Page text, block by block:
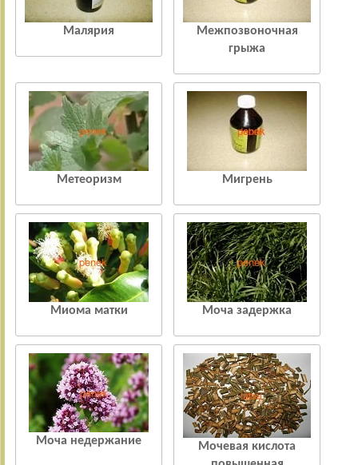
Малярия
Межпозвоночная
грыжа
Метеоризм Мигрень
Миома матки Моча задержка
Моча недержание
Мочевая кислота